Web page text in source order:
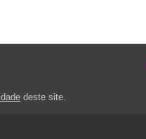
deste site.